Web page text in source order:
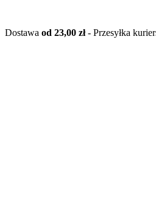
Dostawa od 23,00 zł- Przesyłka